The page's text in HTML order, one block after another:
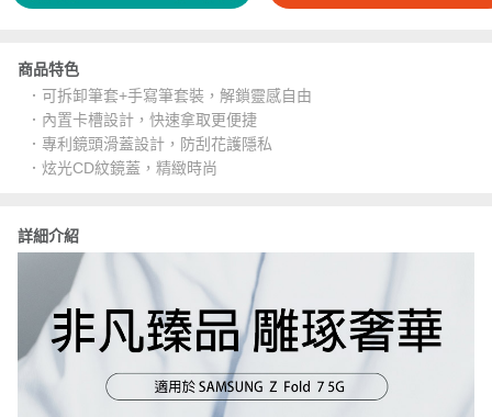
商品特色
．可拆卸筆套+手寫筆套裝，解鎖靈感自由
．內置卡槽設計，快速拿取更便捷
．專利鏡頭滑蓋設計，防刮花護隱私
．炫光CD紋鏡蓋，精緻時尚
詳細介紹